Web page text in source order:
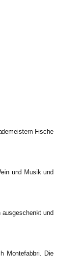
Fische
und Musik und
und
Montefabbri. Die